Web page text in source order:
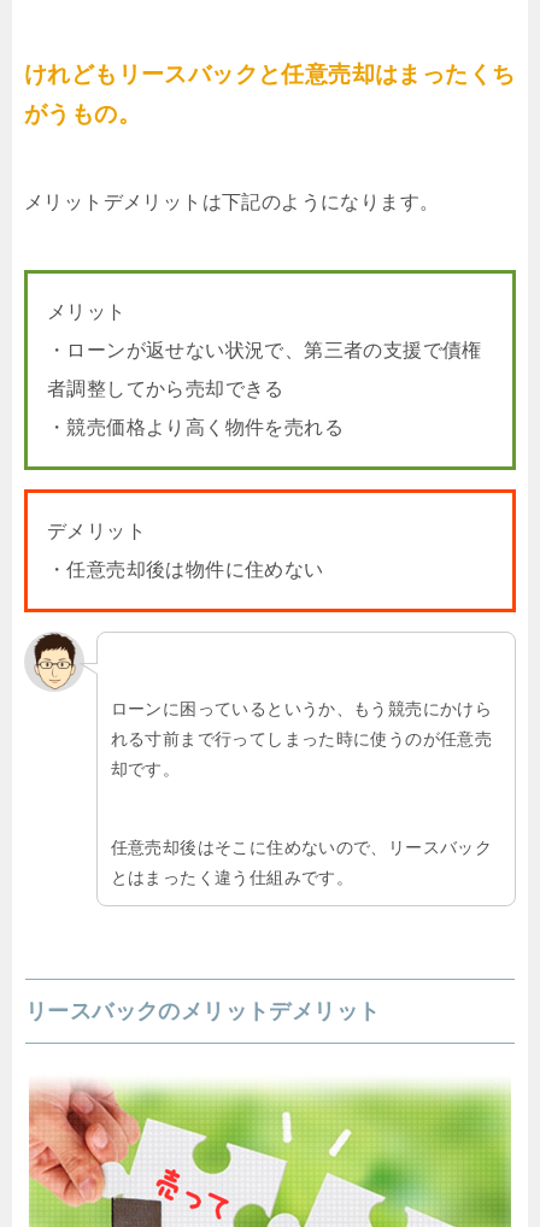
けれどもリースバックと任意売却はまったくち
がうもの。
メリットデメリットは下記のようになります。
メリット
・ローンが返せない状況で、第三者の支援で債権
者調整してから売却できる
・競売価格より高く物件を売れる
デメリット
・任意売却後は物件に住めない
ローンに困っているというか、もう競売にかけら
れる寸前まで行ってしまった時に使うのが任意売
却です。
任意売却後はそこに住めないので、リースバック
とはまったく違う仕組みです。
リースバックのメリットデメリット